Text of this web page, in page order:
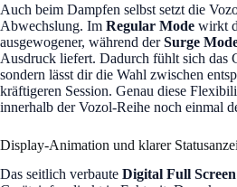
Auch beim Dampfen selbst setzt die
Abwechslung. Im Regular Mode wirkt
ausgewogener, während derSurge
Ausdruck liefert. Dadurch fühlt sich das
sondern lässt dir die Wahl zwischen
kräftigeren Session. Genau diese
innerhalb der Vozol-Reihe noch einmal
Display-Animation und klarer
Das seitlich verbaute Digital Full